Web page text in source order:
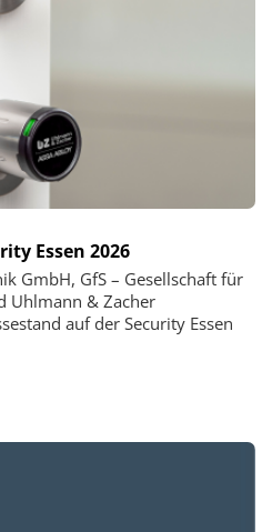
Essen 2026
GmbH, GfS – Gesellschaft für
Uhlmann & Zacher
auf der Security Essen